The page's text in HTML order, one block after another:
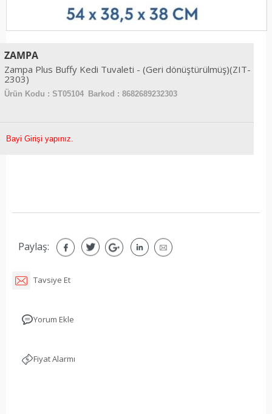
ZAMPA
Zampa Plus Buffy Kedi Tuvaleti - (Geri dönüştürülmüş)(ZIT-
2303)
Ürün Kodu : ST05104 Barkod : 8682689232303
Bayi Girişi yapınız.
Paylaş:
Tavsiye Et
Yorum Ekle
Fiyat Alarmı